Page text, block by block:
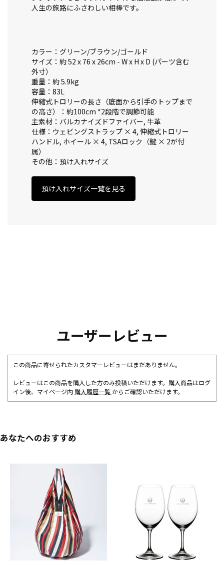
人生の旅路にふさわしい相棒です。
カラー：グリーン/ブラウン/ゴールド
サイズ：約 52 x 76 x 26cm - W x H x D (パーツ含む
外寸）
重量：約 5.9kg
容量：83L
伸縮式トロリーの長さ（底面から引手のトップまで
の高さ）：約100cm *2段階で調節可能
主素材：バルカナイズドファイバー, 牛革
仕様：ウェビングストラップ × 4, 伸縮式トロリー
ハンドル, ホイール × 4, TSAロック（鍵 × 2が付
属）
その他：預け入れサイズ
預け入れサイズ一覧を見る
ユーザーレビュー
この商品に寄せられたカスタマーレビューはまだありません。
レビューはこの商品を購入した方のみ投稿いただけます。購入商品はログ
イン後、マイページ内 購入履歴一覧 からご確認いただけます。
あなたへのおすすめ